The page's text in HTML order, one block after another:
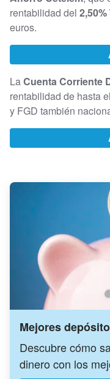
rentabilidad del 2,50%
euros.
LaCuenta Corriente
rentabilidad de hasta el
y FGD también
Mejores
Descubre cómo
dinero con los